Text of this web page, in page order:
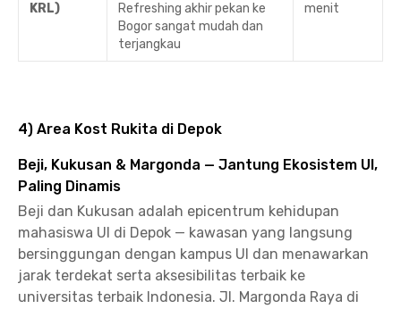
KRL)
Refreshing akhir pekan ke
Bogor sangat mudah dan
terjangkau
menit
4) Area Kost Rukita di Depok
Beji, Kukusan & Margonda — Jantung Ekosistem UI,
Paling Dinamis
Beji dan Kukusan adalah epicentrum kehidupan
mahasiswa UI di Depok — kawasan yang langsung
bersinggungan dengan kampus UI dan menawarkan
jarak terdekat serta aksesibilitas terbaik ke
universitas terbaik Indonesia. Jl. Margonda Raya di